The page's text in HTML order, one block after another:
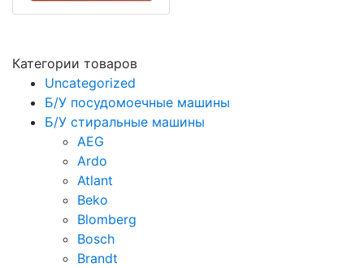
Категории товаров
Uncategorized
Б/У посудомоечные машины
Б/У стиральные машины
AEG
Ardo
Atlant
Beko
Blomberg
Bosch
Brandt